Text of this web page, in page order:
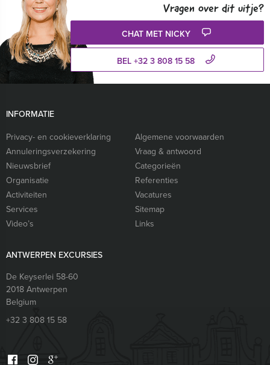
Vragen over dit uitje?
CHAT MET NICKY
BEL +32 3 808 15 58
INFORMATIE
Privacy- en cookieverklaring
Algemene voorwaarden
Annuleringsverzekering
Vraag & antwoord
Nieuwsbrief
Categorieën
Organisatie
Referenties
Activiteiten
Vacatures
Services
Sitemap
Video’s
Links
ANTWERPEN EXCURSIES
De Keyserlei 58-60
2018 Antwerpen
Belgium
+32 3 808 15 58